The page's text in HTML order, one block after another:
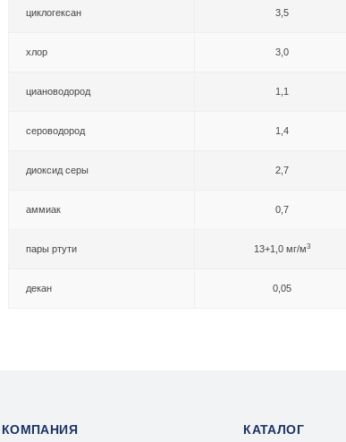
циклогексан 3,5
хлор 3,0
циановодород 1,1
сероводород 1,4
диоксид серы 2,7
аммиак 0,7
пары ртути 13+1,0 мг/м3
декан 0,05
КОМПАНИЯ КАТАЛОГ